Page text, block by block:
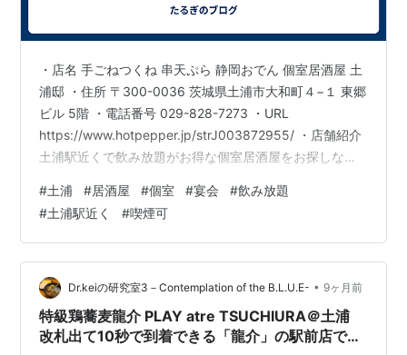
・店名 手ごねつくね 串天ぷら 静岡おでん 個室居酒屋 土
浦邸 ・住所 〒300-0036 茨城県土浦市大和町４−１ 東郷
ビル 5階 ・電話番号 029-828-7273 ・URL
https://www.hotpepper.jp/strJ003872955/ ・店舗紹介
土浦駅近くで飲み放題がお得な個室居酒屋をお探しなら
邸』にお任せください！ 【『手ごねつくね 串天ぷら 静
岡おでん 個室居酒屋 土浦邸』のこだわり】名物の串天ぷ
ら・自家製手ごねつくねなど、こだわりの創作料理を多
数ご提供しております！古民家風で大人な雰囲気の個室
空間でぜひ、創…
#土浦 #居酒屋 #個室 #宴会 #飲み放題
#土浦駅近く #喫煙可
Dr.keiの研究室3－Contemplation of the B.L.U.E- • 9ヶ月前
特級鶏蕎麦龍介 PLAY atre TSUCHIURA＠土浦
改札出て10秒で到着できる「龍介」の駅前店で